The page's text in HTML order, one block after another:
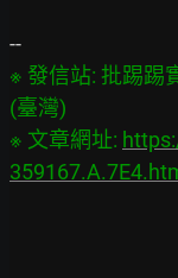
※ 發信站: 批踢踢
(臺灣)
※ 文章網址: